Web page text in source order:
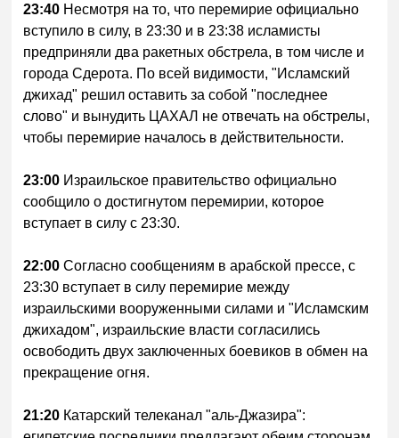
23:40 Несмотря на то, что перемирие официально
вступило в силу, в 23:30 и в 23:38 исламисты
предприняли два ракетных обстрела, в том числе и
города Сдерота. По всей видимости, "Исламский
джихад" решил оставить за собой "последнее
слово" и вынудить ЦАХАЛ не отвечать на обстрелы,
чтобы перемирие началось в действительности.
23:00 Израильское правительство официально
сообщило о достигнутом перемирии, которое
вступает в силу с 23:30.
22:00 Согласно сообщениям в арабской прессе, с
23:30 вступает в силу перемирие между
израильскими вооруженными силами и "Исламским
джихадом", израильские власти согласились
освободить двух заключенных боевиков в обмен на
прекращение огня.
21:20 Катарский телеканал "аль-Джазира":